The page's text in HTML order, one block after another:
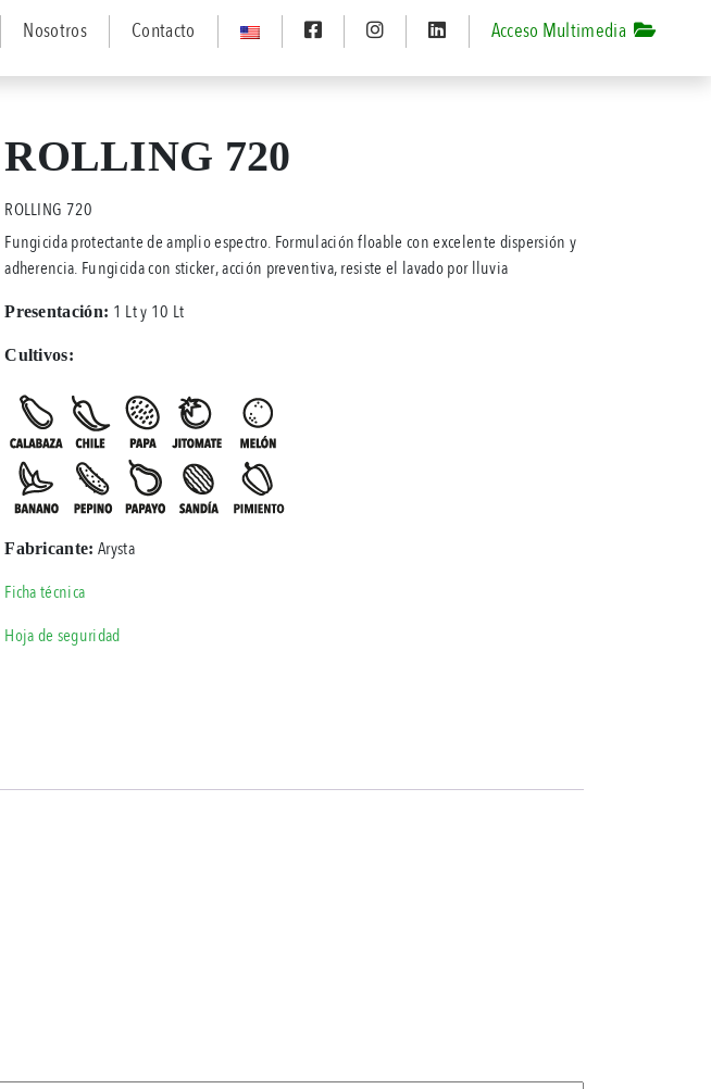
Nosotros Contacto Acceso Multimedia
ROLLING 720
ROLLING 720
Fungicida protectante de amplio espectro. Formulación floable con excelente dispersión y
adherencia. Fungicida con sticker, acción preventiva, resiste el lavado por lluvia
Presentación: 1 Lt y 10 Lt
Cultivos:
Fabricante: Arysta
Ficha técnica
Hoja de seguridad